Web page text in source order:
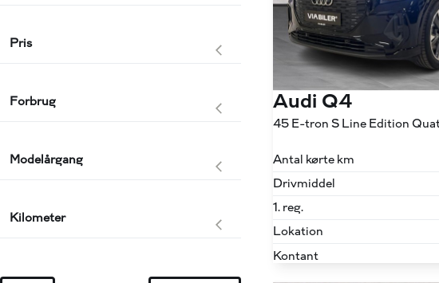
Pris
Forbrug
Modelårgang
Kilometer
Audi Q4
Antal kørte km
Drivmiddel
1. reg.
Lokation
Kontant